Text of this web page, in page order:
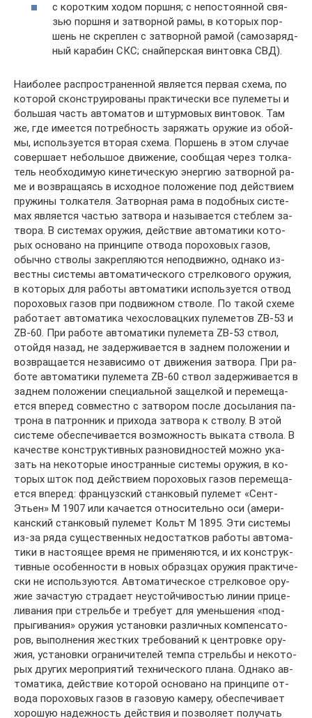
с ко­рот­ким хо­дом порш­ня; с не­по­сто­ян­ной свя­
зью порш­ня и за­твор­ной ра­мы, в ко­то­рых пор­
шень не скре­п­лен с за­твор­ной ра­мой (са­мо­за­ряд­
ный ка­ра­бин СКС; снай­пер­ская вин­тов­ка СВД).
Наи­бо­лее рас­про­стра­нен­ной яв­ля­ет­ся пер­вая схе­ма, по
ко­то­рой скон­ст­руи­ро­ва­ны прак­ти­че­ски все пу­ле­ме­ты и
боль­шая часть ав­то­ма­тов и штур­мо­вых вин­то­вок. Там
же, где име­ет­ся по­треб­ность за­ря­жать ору­жие из обой­
мы, ис­поль­зу­ет­ся вто­рая схе­ма. Пор­шень в этом слу­чае
со­вер­ша­ет не­боль­шое дви­же­ние, со­об­щая че­рез тол­ка­
тель не­об­хо­ди­мую ки­не­ти­че­скую энер­гию за­твор­ной ра­
ме и воз­вра­ща­ясь в ис­ход­ное по­ло­же­ние под дей­ст­ви­ем
пру­жи­ны тол­ка­те­ля. За­твор­ная ра­ма в по­доб­ных сис­те­
мах яв­ля­ет­ся ча­стью за­тво­ра и на­зы­ва­ет­ся стеб­лем за­
тво­ра. В сис­те­мах ору­жия, дей­ст­вие ав­то­ма­ти­ки ко­то­
рых ос­но­ва­но на прин­ци­пе от­во­да по­ро­хо­вых га­зов,
обыч­но ство­лы за­кре­п­ля­ют­ся не­под­виж­но, од­на­ко из­
вест­ны сис­те­мы ав­то­ма­ти­че­ско­го стрел­ко­во­го ору­жия,
в ко­то­рых для ра­бо­ты ав­то­ма­ти­ки ис­поль­зу­ет­ся от­вод
по­ро­хо­вых га­зов при под­виж­ном ство­ле. По та­кой схе­ме
ра­бо­та­ет ав­то­ма­ти­ка че­хо­сло­вац­ких пу­ле­ме­тов ZВ-53 и
ZВ-60. При ра­бо­те ав­то­ма­ти­ки пу­ле­ме­та ZВ-53 ствол,
отой­дя на­зад, не за­дер­жи­ва­ет­ся в зад­нем по­ло­же­нии и
воз­вра­ща­ет­ся не­за­ви­си­мо от дви­же­ния за­тво­ра. При ра­
бо­те ав­то­ма­ти­ки пу­ле­ме­та ZВ-60 ствол за­дер­жи­ва­ет­ся в
зад­нем по­ло­же­нии спе­ци­аль­ной за­щел­кой и пе­ре­ме­ща­
ет­ся впе­ред со­вме­ст­но с за­тво­ром по­сле до­сы­ла­ния па­
тро­на в па­трон­ник и при­хо­да за­тво­ра к ство­лу. В этой
сис­те­ме обес­пе­чи­ва­ет­ся воз­мож­ность вы­ка­та ство­ла. В
ка­че­ст­ве кон­ст­рук­тив­ных раз­но­вид­но­стей мож­но ука­
зать на не­ко­то­рые ино­стран­ные сис­те­мы ору­жия, в ко­
то­рых шток под дей­ст­ви­ем по­ро­хо­вых га­зов пе­ре­ме­ща­
ет­ся впе­ред: фран­цуз­ский стан­ко­вый пу­ле­мет «Сен­т-
Эть­ен» М 1907 или ка­ча­ет­ся от­но­си­тель­но оси (аме­ри­
кан­ский стан­ко­вый пу­ле­мет Кольт М 1895. Эти сис­те­мы
из-за ря­да су­ще­ст­вен­ных не­дос­тат­ков ра­бо­ты ав­то­ма­
ти­ки в на­стоя­щее вре­мя не при­ме­ня­ют­ся, и их кон­ст­рук­
тив­ные осо­бен­но­сти в но­вых об­раз­цах ору­жия прак­ти­че­
ски не ис­поль­зу­ют­ся. Ав­то­ма­ти­че­ское стрел­ко­вое ору­
жие за­час­тую стра­да­ет не­ус­той­чи­во­стью ли­нии при­це­
ли­ва­ния при стрель­бе и тре­бу­ет для умень­ше­ния «под­
пры­ги­ва­ния» ору­жия ус­та­нов­ки раз­лич­ных ком­пен­са­то­
ров, вы­пол­не­ния же­ст­ких тре­бо­ва­ний к цен­тров­ке ору­
жия, ус­та­нов­ки ог­ра­ни­чи­те­лей тем­па стрель­бы и не­ко­то­
рых дру­гих ме­ро­прия­тий тех­ни­че­ско­го пла­на. Од­на­ко ав­
то­ма­ти­ка, дей­ст­вие ко­то­рой ос­но­ва­но на прин­ци­пе от­
во­да по­ро­хо­вых га­зов в га­зо­вую ка­ме­ру, обес­пе­чи­ва­ет
хо­ро­шую на­деж­ность дей­ст­вия и по­зво­ля­ет по­лу­чать